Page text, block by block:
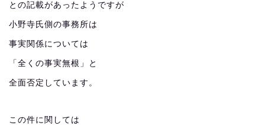
との記載があったようですが
小野寺氏側の事務所は
事実関係については
「全くの事実無根」と
全面否定しています。
この件に関しては